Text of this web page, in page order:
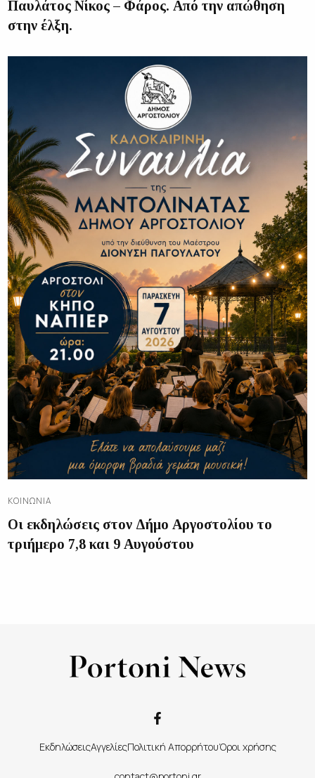
Παυλάτος Νίκος – Φάρος. Από την απώθηση
στην έλξη.
ΚΟΙΝΩΝΊΑ
Οι εκδηλώσεις στον Δήμο Αργοστολίου το
τριήμερο 7,8 και 9 Αυγούστου
ΕκδηλώσειςΑγγελίεςΠολιτική ΑπορρήτουΌροι χρήσης